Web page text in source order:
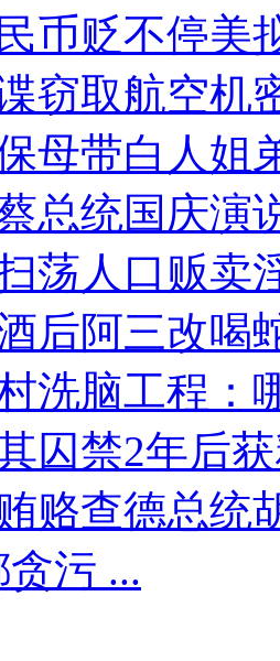
币贬不停美
窃取航空机
母带白人姐
总统国庆演
荡人口贩卖
后阿三改喝
洗脑工程：
囚禁2年后
赂查德总统
污 ...